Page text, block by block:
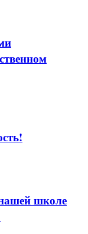
школе